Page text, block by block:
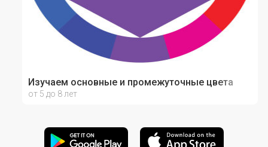
Изучаем основные и промежуточные цвета
от 5 до 8 лет